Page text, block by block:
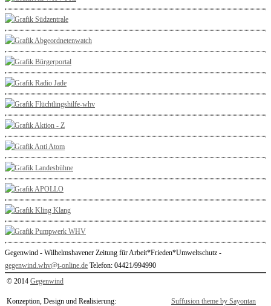
Gegenwind - Wilhelmshavener Zeitung für Arbeit*Frieden*Umweltschutz -
gegenwind.whv@t-online.de Telefon: 04421/994990
© 2014 Gegenwind
Konzeption, Design und Realisierung: Suffusion theme by Sayontan